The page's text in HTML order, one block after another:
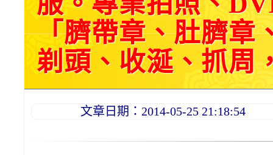
「臍帶章、肚臍章
剃頭、收涎、抓周
文章日期：2014-05-25 21:18:54